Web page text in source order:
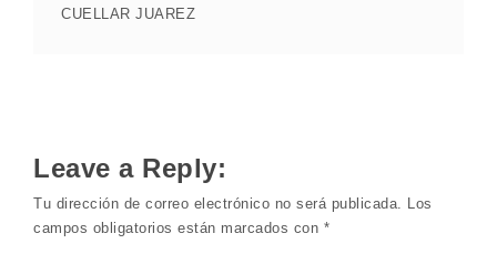
CUELLAR JUAREZ
Leave a Reply:
Tu dirección de correo electrónico no será publicada. Los
campos obligatorios están marcados con *